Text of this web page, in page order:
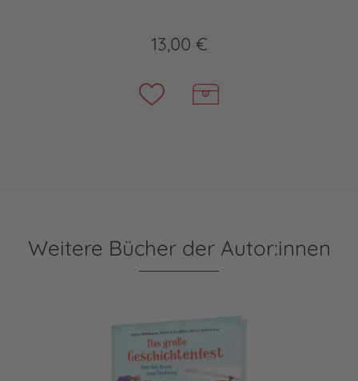
13,00 €
Weitere Bücher der Autor:innen